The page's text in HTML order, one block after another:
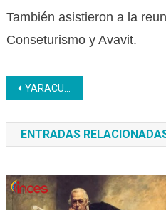
También asistieron a la
Conseturismo y Avavit.
Navegación
de
entradas
YARACUY | Aprendices de Secretariado Administrativo desarrollaron con éxito simposio sobre Salud Mental
ENTRADAS